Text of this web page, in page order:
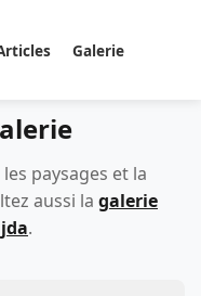
Galerie
paysages et la
aussi la galerie
.